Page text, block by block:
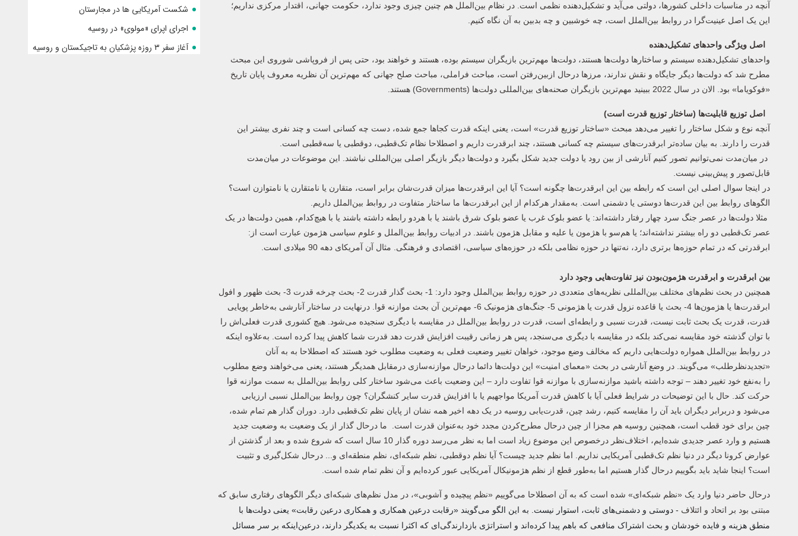
آنچه در مناسبات داخلی کشورها، دولتی می‌آید و تشکیل‌دهنده نظمی است. در نظام بین‌الملل هم چنین چیزی وجود ندارد، حکومت جهانی، اقتدار مرکزی نداریم؛
این یک اصل عینیت‌گرا در روابط بین‌الملل است، چه خوشبین و چه بدبین به آن نگاه کنیم.
اصل ویژگی واحدهای تشکیل‌دهنده
واحدهای تشکیل‌دهنده سیستم و ساختارها دولت‌ها هستند، دولت‌ها مهم‌ترین بازیگران سیستم بوده، هستند و خواهند بود، حتی پس از فروپاشی شوروی این مبحث
مطرح شد که دولت‌ها دیگر جایگاه و نقش ندارند، مرزها درحال ازبین‌رفتن است، مباحث فراملی، مباحث صلح جهانی که مهم‌ترین آن نظریه معروف پایان تاریخ
«فوکویاما» بود. الان در سال 2022 ببینید مهم‌ترین بازیگران صحنه‌های بین‌المللی دولت‌ها (Governments) هستند.
اصل توزیع قابلیت‌ها (ساختار توزیع قدرت است)
آنچه نوع و شکل ساختار را تغییر می‌دهد مبحث «ساختار توزیع قدرت» است، یعنی اینکه قدرت کجاها جمع شده، دست چه کسانی است و چند نفری بیشتر این
قدرت را دارند. به بیان ساده‌تر ابرقدرت‌های سیستم چه کسانی هستند، چند ابرقدرت داریم و اصطلاحا نظام تک‌قطبی، دوقطبی یا سه‌قطبی است.
در میان‌مدت نمی‌توانیم تصور کنیم آنارشی از بین رود یا دولت جدید شکل بگیرد و دولت‌ها دیگر بازیگر اصلی بین‌المللی نباشند. این موضوعات در میان‌مدت
قابل‌تصور و پیش‌بینی نیست.
در اینجا سوال اصلی این است که رابطه بین این ابرقدرت‌ها چگونه است؟ آیا این ابرقدرت‌ها میزان قدرت‌شان برابر است، متقارن یا نامتقارن یا نامتوازن است؟
الگوهای روابط بین این قدرت‌ها دوستی یا دشمنی است‌. به‌مقدار هرکدام از این ابرقدرت‌ها ما ساختار متفاوت در روابط بین‌الملل داریم.
مثلا دولت‌ها در عصر جنگ سرد چهار رفتار داشته‌اند: یا عضو بلوک غرب یا عضو بلوک شرق باشند یا با هردو رابطه داشته باشند یا با هیچ‌کدام، همین دولت‌ها در یک
عصر تک‌قطبی دو راه بیشتر نداشته‌اند؛ یا هم‌سو با هژمون یا علیه و مقابل هژمون باشند. در ادبیات روابط بین‌الملل و علوم سیاسی هژمون عبارت است از:
ابرقدرتی که در تمام حوزه‌ها برتری دارد، نه‌تنها در حوزه نظامی بلکه در حوزه‌های سیاسی، اقتصادی و فرهنگی. مثال آن آمریکای دهه 90 میلادی است.
بین ابرقدرت و ابرقدرت هژمون‌بودن نیز تفاوت‌هایی وجود دارد
همچنین در بحث نظم‌های مختلف بین‌المللی نظریه‌های متعددی در حوزه روابط بین‌الملل وجود دارد: 1- بحث گذار قدرت 2- بحث چرخه قدرت 3- بحث ظهور و افول
ابرقدرت‌ها یا هژمون‌ها 4- بحث یا قاعده نزول قدرت یا هژمونی 5- جنگ‌های هژمونیک 6- مهم‌ترین آن بحث موازنه قوا. درنهایت در ساختار آنارشی به‌خاطر پویایی
قدرت، قدرت یک بحث ثابت نیست، قدرت نسبی و رابطه‌ای است، قدرت در روابط بین‌الملل در مقایسه با دیگری سنجیده می‌شود. هیچ کشوری قدرت فعلی‌اش را
با توان گذشته خود مقایسه نمی‌کند بلکه در مقایسه با دیگری می‌سنجد، پس هر زمانی رقیبت افزایش قدرت دهد قدرت شما کاهش پیدا کرده است. به‌علاوه اینکه
در روابط بین‌الملل همواره دولت‌هایی داریم که مخالف وضع موجود، خواهان تغییر وضعیت فعلی به وضعیت مطلوب خود هستند که اصطلاحا به به آنان
«تجدیدنظرطلب» می‌گویند. در وضع آنارشی در بحث «معمای امنیت» این دولت‌ها دائما درحال موازنه‌سازی درمقابل همدیگر هستند، یعنی می‌خواهند وضع مطلوب
را به‌نفع خود تغییر دهند – توجه داشته باشید موازنه‌سازی با موازنه قوا تفاوت دارد – این وضعیت باعث می‌شود ساختار کلی روابط بین‌الملل به سمت موازنه قوا
حرکت کند. حال با این توضیحات در شرایط فعلی آیا با کاهش قدرت آمریکا مواجهیم یا با افزایش قدرت سایر کنشگران؟ چون روابط بین‌الملل نسبی ارزیابی
می‌شود و دربرابر دیگران باید آن ‌را مقایسه کنیم، رشد چین، قدرت‌یابی روسیه در یک دهه اخیر همه نشان از پایان نظم تک‌قطبی دارد. دوران گذار هم تمام شده،
چین برای خود قطب است، همچنین روسیه هم مجزا از چین درحال مطرح‌کردن مجدد خود به‌عنوان قدرت است. ما درحال گذار از یک وضعیت به وضعیت جدید
هستیم و وارد عصر جدیدی شده‌ایم، اختلاف‌نظر درخصوص این موضوع زیاد است اما به نظر می‌رسد دوره گذار 10 سال است که شروع شده و بعد از گذشتن از
عوارض کرونا دیگر در دنیا نظم تک‌قطبی آمریکایی نداریم. اما نظم جدید چیست؟ آیا نظم دوقطبی، نظم شبکه‌ای، نظم منطقه‌ای و... درحال شکل‌گیری و تثبیت
است؟ اینجا شاید باید بگوییم درحال گذار هستیم اما به‌طور قطع از نظم هژمونیکال آمریکایی عبور کرده‌ایم و آن نظم تمام شده است.
درحال حاضر دنیا وارد یک «نظم شبکه‌ای» شده است که به آن اصطلاحا می‌گوییم «نظم پیچیده و آشوبی»، در مدل نظم‌های شبکه‌ای دیگر الگوهای رفتاری سابق که
مبتنی بود بر اتحاد و ائتلاف - دوستی و دشمنی‌های ثابت، استوار نیست. به این الگو می‌گویند «رقابت درعین همکاری و همکاری درعین رقابت» یعنی دولت‌ها با
منطق هزینه و فایده خودشان و بحث اشتراک ‌منافعی که باهم پیدا کرده‌اند و استراتژی بازدارندگی‌ای که اکثرا نسبت به یکدیگر دارند، درعین‌اینکه بر سر مسائل
شکست آمریکایی ها در مجارستان
اجرای اپرای «مولوی» در روسیه
آغاز سفر ۳ روزه پزشکیان به تاجیکستان و روسیه